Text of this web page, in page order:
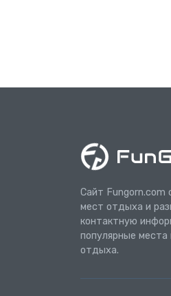
Сайт Fungorn.com
мест отдыха и
контактную
популярные места
отдыха.